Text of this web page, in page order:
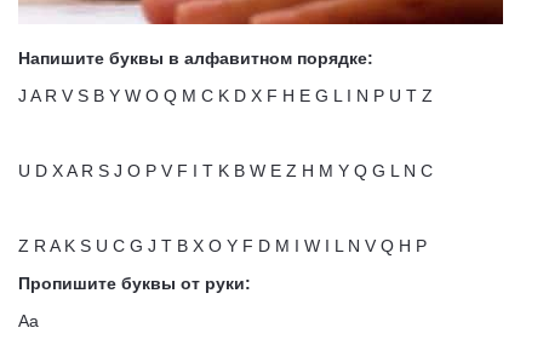
Напишите буквы в алфавитном порядке:
J A R V S B Y W O Q M C K D X F H E G L I N P U T Z
U D X A R S J O P V F I T K B W E Z H M Y Q G L N C
Z R A K S U C G J T B X O Y F D M I W I L N V Q H P
Пропишите буквы от руки:
Aa